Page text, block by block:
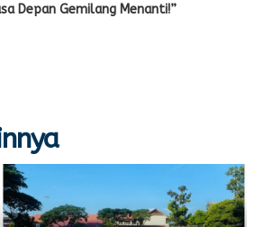
Depan Gemilang Menanti!”